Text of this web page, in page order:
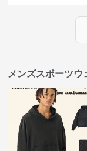
メンズスポーツ